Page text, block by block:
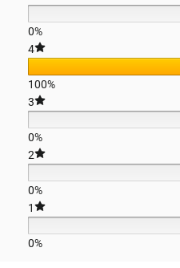
0%
4
100%
3
0%
2
0%
1
0%